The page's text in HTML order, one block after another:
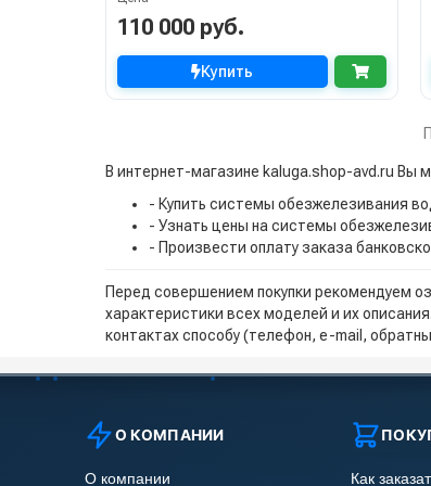
110 000 руб.
Купить
В интернет-магазине kaluga.shop-avd.ru Вы
- Купить системы обезжелезивания
- Узнать цены на системы
- Произвести оплату заказа
Перед совершением покупки рекомендуем
характеристики всех моделей и их
контактах способу (телефон, e-mail,
О КОМПАНИИ
О компании Как